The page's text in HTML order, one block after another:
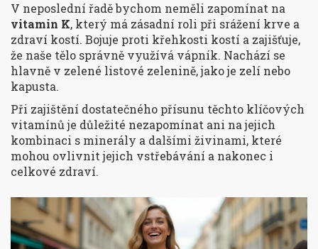
V neposlední řadě bychom neměli zapomínat na
vitamin K, který má zásadní roli při srážení krve a
zdraví kostí. Bojuje proti křehkosti kostí a zajišťuje,
že naše tělo správně využívá vápník. Nachází se
hlavně v zelené listové zelenině, jako je zelí nebo
kapusta.
Při zajištění dostatečného přísunu těchto klíčových
vitamínů je důležité nezapomínat ani na jejich
kombinaci s minerály a dalšími živinami, které
mohou ovlivnit jejich vstřebávání a nakonec i
celkové zdraví.